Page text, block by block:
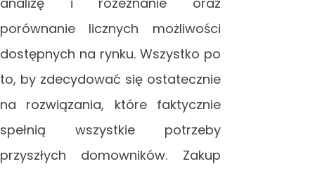
porównanie licznych możliwości
dostępnych na rynku. Wszystko po
to, by zdecydować się ostatecznie
na rozwiązania, które faktycznie
spełnią wszystkie potrzeby
przyszłych domowników. Zakup